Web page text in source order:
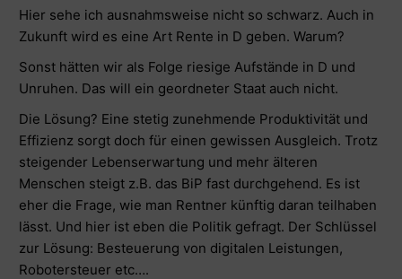
Hier sehe ich ausnahmsweise nicht so schwarz. Auch in
Zukunft wird es eine Art Rente in D geben. Warum?
Sonst hätten wir als Folge riesige Aufstände in D und
Unruhen. Das will ein geordneter Staat auch nicht.
Die Lösung? Eine stetig zunehmende Produktivität und
Effizienz sorgt doch für einen gewissen Ausgleich. Trotz
steigender Lebenserwartung und mehr älteren
Menschen steigt z.B. das BiP fast durchgehend. Es ist
eher die Frage, wie man Rentner künftig daran teilhaben
lässt. Und hier ist eben die Politik gefragt. Der Schlüssel
zur Lösung: Besteuerung von digitalen Leistungen,
Robotersteuer etc….